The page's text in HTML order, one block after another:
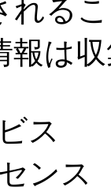
れる
報は
ス
ンス